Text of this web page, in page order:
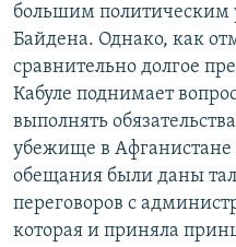
большим политическим
Байдена. Однако, как
сравнительно долгое
Кабуле поднимает
выполнять
убежище в Афганистане
обещания были даны
переговоров с
которая и приняла